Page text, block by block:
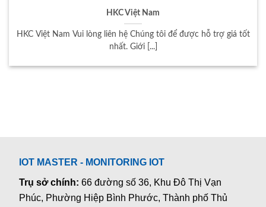
HKC Việt Nam
HKC Việt Nam Vui lòng liên hệ Chúng tôi để được hỗ trợ giá tốt
nhất. Giới [...]
IOT MASTER - MONITORING IOT
Trụ sở chính:66 đường số 36, Khu Đô Thị Vạn
Phúc, Phường Hiệp Bình Phước, Thành phố Thủ